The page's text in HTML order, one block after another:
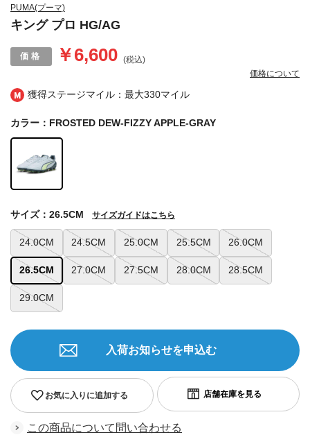
獲得ステージマイル：最大330マイル
PUMA(プーマ)
キング プロ HG/AG
￥6,600 (税込)
価格について
カラー：FROSTED DEW-FIZZY APPLE-GRAY
24.0CM 24.5CM 25.0CM 25.5CM 26.0CM
26.5CM 27.0CM 27.5CM 28.0CM 28.5CM
29.0CM
サイズ：26.5CM サイズガイドはこちら
お気に入りに追加する
入荷お知らせを申込む
この商品について問い合わせる